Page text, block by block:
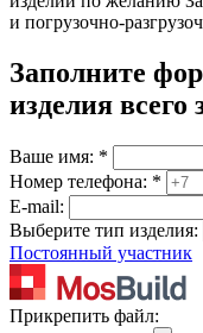
и погрузочно-
Заполните
изделия всего
Ваше имя: *
Номер телефона: *
E-mail:
Выберите тип изделия:
Постоянный участник
Прикрепить файл: